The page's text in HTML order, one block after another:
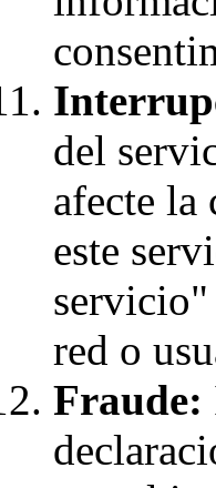
del
afecte la
este
servicio"
red o
Fraude: